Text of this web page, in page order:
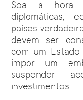
Soa a hora
diplomáticas,
países
devem ser
com um
impor um
suspender
investimentos.